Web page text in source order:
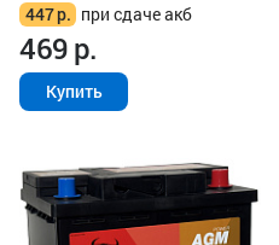
447р. при сдаче акб
469р.
Купить